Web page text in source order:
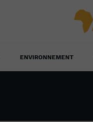
ENVIRONNEMENT